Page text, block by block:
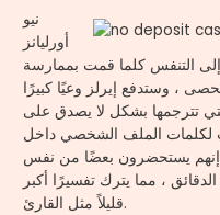
نيو
أورليانز
التنفس كلما قمت بممارسة
، وستدفع إيرلز وعيًا كبيرًا
تترجمها بشكل لا يصدق على
لكلمات الملف الشخصي داخل
يستحضرون بعضًا من نفس
، مما يترك تفسيرًا أكبر
قليلاً مثل القارئ.